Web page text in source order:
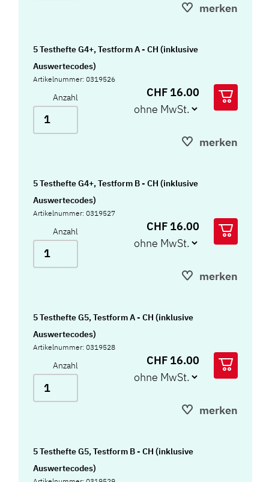
merken
5 Testhefte G4+, Testform A - CH (inklusive
Auswertecodes)
Artikelnummer: 0319526
Anzahl CHF 16.00
merken
5 Testhefte G4+, Testform B - CH (inklusive
Auswertecodes)
Artikelnummer: 0319527
Anzahl CHF 16.00
merken
5 Testhefte G5, Testform A - CH (inklusive
Auswertecodes)
Artikelnummer: 0319528
Anzahl CHF 16.00
merken
5 Testhefte G5, Testform B - CH (inklusive
Auswertecodes)